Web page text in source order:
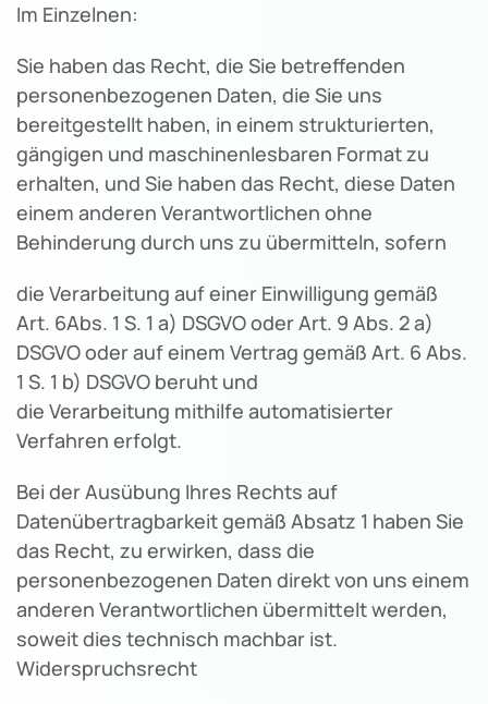
Im Einzelnen:
Sie haben das Recht, die Sie betreffenden
personenbezogenen Daten, die Sie uns
bereitgestellt haben, in einem strukturierten,
gängigen und maschinenlesbaren Format zu
erhalten, und Sie haben das Recht, diese Daten
einem anderen Verantwortlichen ohne
Behinderung durch uns zu übermitteln, sofern
die Verarbeitung auf einer Einwilligung gemäß
Art. 6Abs. 1 S. 1 a) DSGVO oder Art. 9 Abs. 2 a)
DSGVO oder auf einem Vertrag gemäß Art. 6 Abs.
1 S. 1 b) DSGVO beruht und
die Verarbeitung mithilfe automatisierter
Verfahren erfolgt.
Bei der Ausübung Ihres Rechts auf
Datenübertragbarkeit gemäß Absatz 1 haben Sie
das Recht, zu erwirken, dass die
personenbezogenen Daten direkt von uns einem
anderen Verantwortlichen übermittelt werden,
soweit dies technisch machbar ist.
Widerspruchsrecht